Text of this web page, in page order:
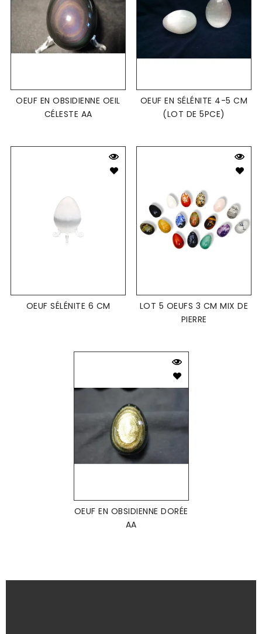
OEUF EN OBSIDIENNE OEIL
CÉLESTE AA
OEUF EN SÉLÉNITE 4-5 CM
(LOT DE 5PCE)
OEUF SÉLÉNITE 6 CM
LOT 5 OEUFS 3 CM MIX DE
PIERRE
OEUF EN OBSIDIENNE DORÉE
AA